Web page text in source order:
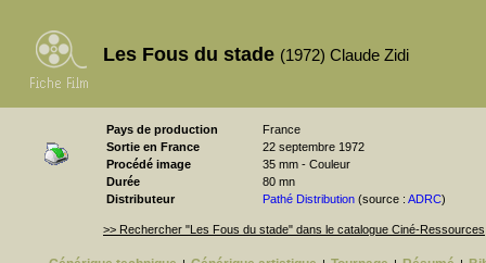
Les Fous du stade (1972) Claude Zidi
Pays de production
France
Sortie en France
22 septembre 1972
Procédé image
35 mm - Couleur
Durée
80 mn
Distributeur
Pathé Distribution (source : ADRC)
>> Rechercher "Les Fous du stade" dans le catalogue Ciné-Ressources